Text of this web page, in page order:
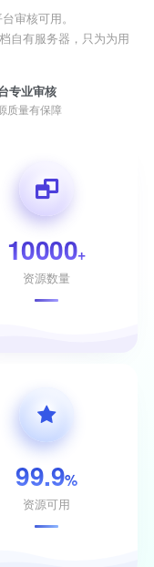
审核可用。
自有服务器，只为为用
专业审核
质量有保障
10000+
资源数量
99.9%
资源可用